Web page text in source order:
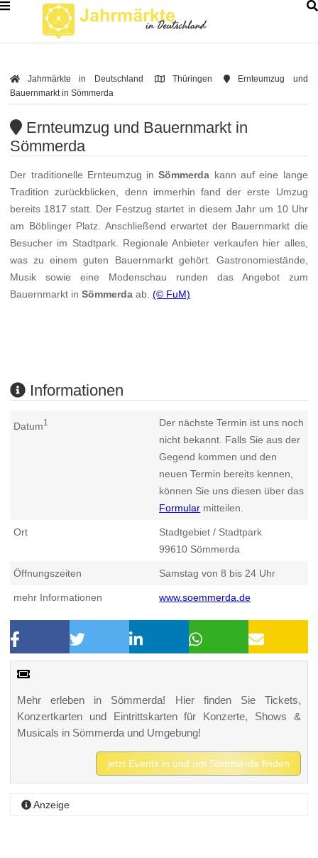
Jahrmärkte in Deutschland Thüringen
Ernteumzug und
Bauernmarkt in Sömmerda
Ernteumzug und Bauernmarkt in
Sömmerda
Der traditionelle Ernteumzug inSömmerda kann auf eine lange
Tradition zurückblicken, denn immerhin fand der erste Umzug
bereits 1817 statt. Der Festzug startet in diesem Jahr um 10 Uhr
am Böblinger Platz. Anschließend erwartet der Bauernmarkt die
Besucher im Stadtpark. Regionale Anbieter verkaufen hier alles,
was zu einem guten Bauernmarkt gehört. Gastronomiestände,
Musik sowie eine Modenschau runden das Angebot zum
Bauernmarkt inSömmerda ab.(© FuM)
Informationen
Datum1
Der nächste Termin ist uns noch
nicht bekannt. Falls Sie aus der
Gegend kommen und den
neuen Termin bereits kennen,
können Sie uns diesen über das
Formular mitteilen.
Ort
Stadtgebiet / Stadtpark
99610 Sömmerda
Öffnungszeiten Samstag von 8 bis 24 Uhr
mehr Informationen www.soemmerda.de
Mehr erleben in Sömmerda! Hier finden Sie Tickets,
Konzertkarten und Eintrittskarten für Konzerte, Shows &
Musicals in Sömmerda und Umgebung!
jetzt Events in und um Sömmerda finden
Anzeige